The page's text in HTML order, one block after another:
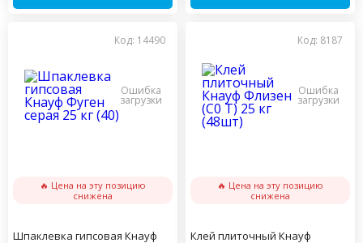
Код: 14490
🔥 Цена на эту позицию
снижена
Шпаклевка гипсовая Кнауф
Код: 8187
🔥 Цена на эту позицию
снижена
Клей плиточный Кнауф